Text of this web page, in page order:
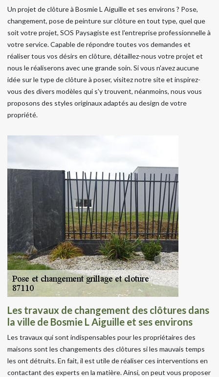
Un projet de clôture à Bosmie L Aiguille et ses environs ? Pose,
changement, pose de peinture sur clôture en tout type, quel que
soit votre projet, SOS Paysagiste est l'entreprise professionnelle à
votre service. Capable de répondre toutes vos demandes et
réaliser tous vos désirs en clôture, détaillez-nous votre projet et
nous le réaliserons avec une grande soin. Si vous n'avez aucune
idée sur le type de clôture à poser, visitez notre site et inspirez-
vous des divers modèles qui s'y trouvent, néanmoins, nous vous
proposons des styles originaux adaptés au design de votre
propriété.
Les travaux de changement des clôtures dans
la ville de Bosmie L Aiguille et ses environs
Les travaux qui sont indispensables pour les propriétaires des
maisons sont les changements des clôtures si les mauvais temps
les ont détruits. En fait, il est utile de réaliser ces interventions en
contactant des experts en la matière. Ainsi, on peut vous proposer